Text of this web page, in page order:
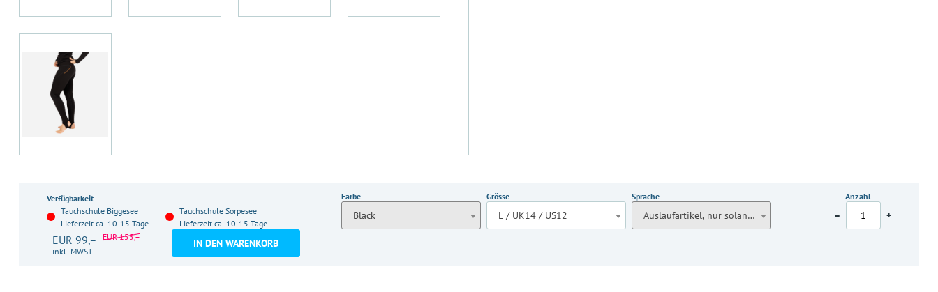
Verfügbarkeit
Tauchschule Biggesee
Lieferzeit ca. 10-15 Tage
Tauchschule Sorpesee
Lieferzeit ca. 10-15 Tage
Farbe
Black
Grösse
L / UK14 / US12
Sprache
Auslaufartikel, nur solange der Vorrat reicht
Anzahl
– +
EUR 99,–
EUR 155,–
inkl. MWST
IN DEN WARENKORB